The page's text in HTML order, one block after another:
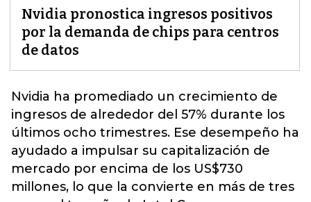
Nvidia pronostica ingresos positivos
por la demanda de chips para centros
de datos
Nvidia ha promediado un crecimiento de
ingresos de alrededor del 57% durante los
últimos ocho trimestres. Ese desempeño ha
ayudado a impulsar su capitalización de
mercado por encima de los US$730
millones, lo que la convierte en más de tres